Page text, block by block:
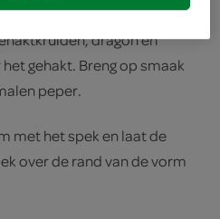
dan goed door en kneed
dragon en
gehakt. Breng op smaak
peper.
met het spek en laat de
over de rand van de vorm